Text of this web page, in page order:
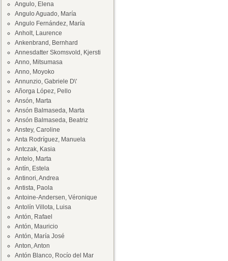
Angulo, Elena
Angulo Aguado, María
Angulo Fernández, María
Anholt, Laurence
Ankenbrand, Bernhard
Annesdatter Skomsvold, Kjersti
Anno, Mitsumasa
Anno, Moyoko
Annunzio, Gabriele D\'
Añorga López, Pello
Ansón, Marta
Ansón Balmaseda, Marta
Ansón Balmaseda, Beatriz
Anstey, Caroline
Anta Rodríguez, Manuela
Antczak, Kasia
Antelo, Marta
Antín, Estela
Antinori, Andrea
Antista, Paola
Antoine-Andersen, Véronique
Antolín Villota, Luisa
Antón, Rafael
Antón, Mauricio
Antón, María José
Anton, Anton
Antón Blanco, Rocío del Mar